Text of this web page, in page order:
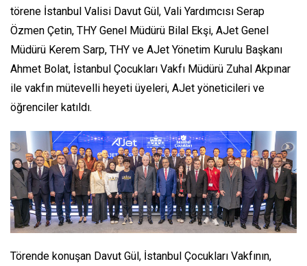
törene İstanbul Valisi Davut Gül, Vali Yardımcısı Serap
Özmen Çetin, THY Genel Müdürü Bilal Ekşi, AJet Genel
Müdürü Kerem Sarp, THY ve AJet Yönetim Kurulu Başkanı
Ahmet Bolat, İstanbul Çocukları Vakfı Müdürü Zuhal Akpınar
ile vakfın mütevelli heyeti üyeleri, AJet yöneticileri ve
öğrenciler katıldı.
Törende konuşan Davut Gül, İstanbul Çocukları Vakfının,